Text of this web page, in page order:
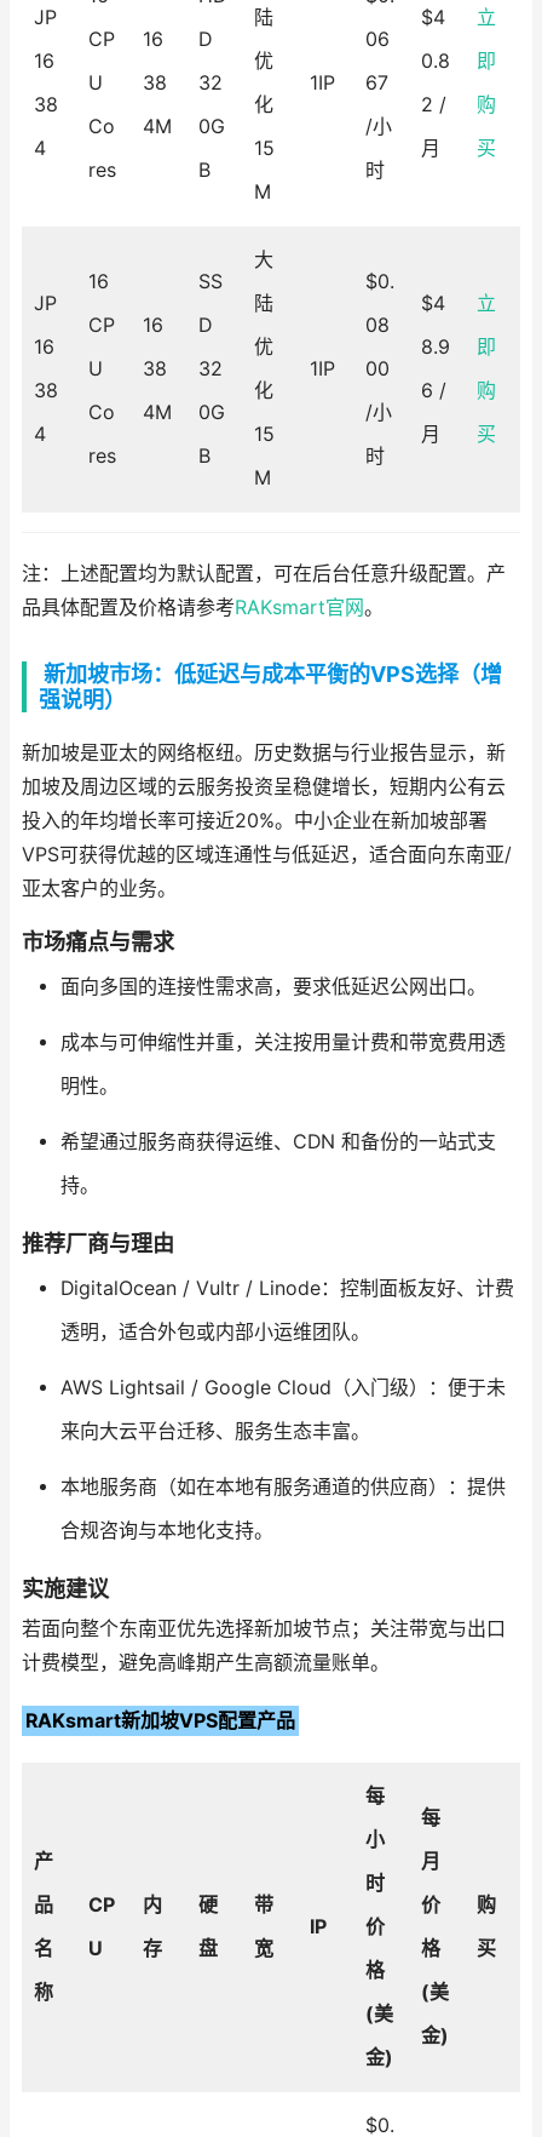
JP
16
38
4
CP
U
Co
res
16
38
4M
D
32
0G
B
陆
优
化
15
M
1IP
06
67
/小
时
$4
0.8
2 /
月
立
即
购
买
JP
16
38
4
16
CP
U
Co
res
16
38
4M
SS
D
32
0G
B
大
陆
优
化
15
M
1IP
$0.
08
00
/小
时
$4
8.9
6 /
月
立
即
购
买
注：上述配置均为默认配置，可在后台任意升级配置。产
品具体配置及价格请参考RAKsmart官网。
新加坡市场：低延迟与成本平衡的VPS选择（增
强说明）
新加坡是亚太的网络枢纽。历史数据与行业报告显示，新
加坡及周边区域的云服务投资呈稳健增长，短期内公有云
投入的年均增长率可接近20%。中小企业在新加坡部署
VPS可获得优越的区域连通性与低延迟，适合面向东南亚/
亚太客户的业务。
市场痛点与需求
面向多国的连接性需求高，要求低延迟公网出口。
成本与可伸缩性并重，关注按用量计费和带宽费用透
明性。
希望通过服务商获得运维、CDN 和备份的一站式支
持。
推荐厂商与理由
DigitalOcean / Vultr / Linode：控制面板友好、计费
透明，适合外包或内部小运维团队。
AWS Lightsail / Google Cloud（入门级）：便于未
来向大云平台迁移、服务生态丰富。
本地服务商（如在本地有服务通道的供应商）：提供
合规咨询与本地化支持。
实施建议
若面向整个东南亚优先选择新加坡节点；关注带宽与出口
计费模型，避免高峰期产生高额流量账单。
RAKsmart新加坡VPS配置产品
产
品
名
称
CP
U
内
存
硬
盘
带
宽
IP
每
小
时
价
格
(美
金)
每
月
价
格
(美
金)
购
买
$0.